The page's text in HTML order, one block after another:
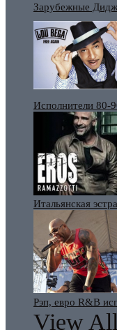
Зарубежные
Исполнители 80-
Итальянская
Рэп, евро R&B
View